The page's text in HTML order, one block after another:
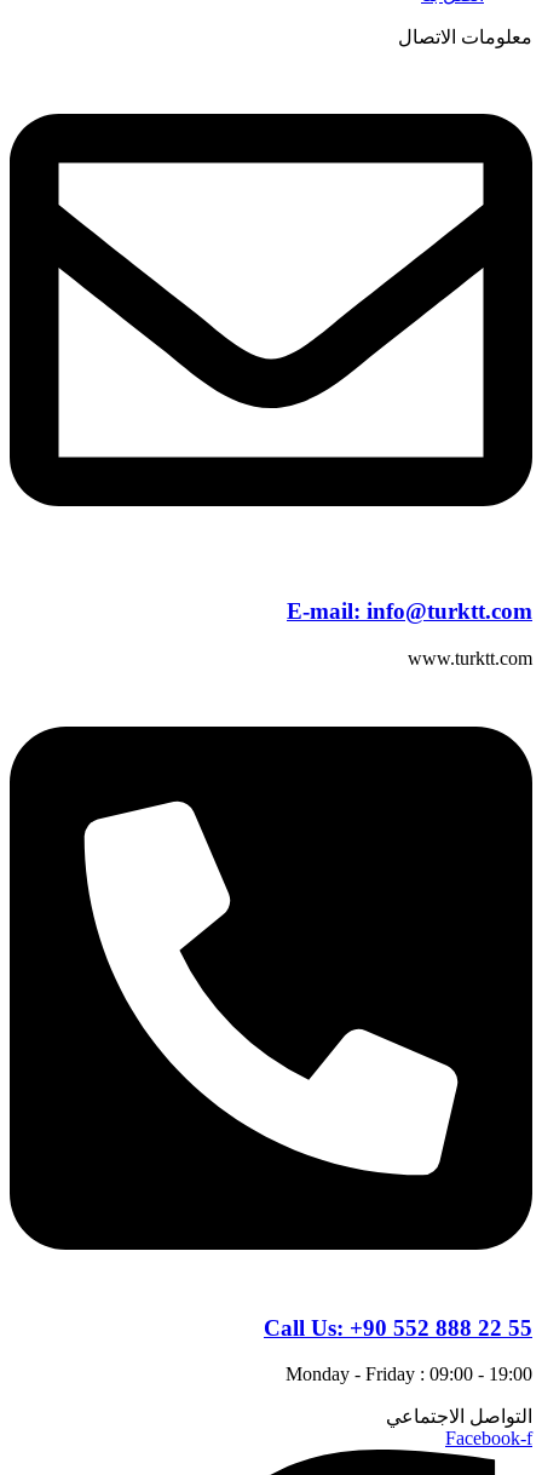
معلومات الاتصال
E-mail: info@turktt.com
www.turktt.com
Call Us: +90 552 888 22 55
Monday - Friday : 09:00 - 19:00
التواصل الاجتماعي
Facebook-f